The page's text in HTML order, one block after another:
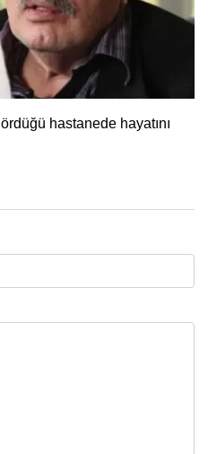
hastanede hayatını